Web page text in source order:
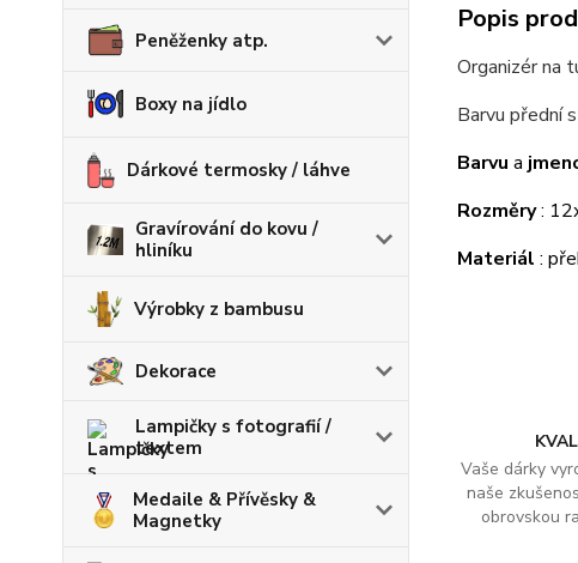
Peněženky atp.
Boxy na jídlo
Dárkové termosky / láhve
Gravírování do kovu /
hliníku
Výrobky z bambusu
Dekorace
Lampičky s fotografií /
textem
Medaile & Přívěsky &
Magnetky
Vaše dárky
naše
obrovskou
Popis
Organizér na
Barvu přední
Barvu a
Rozměry:
Materiál :